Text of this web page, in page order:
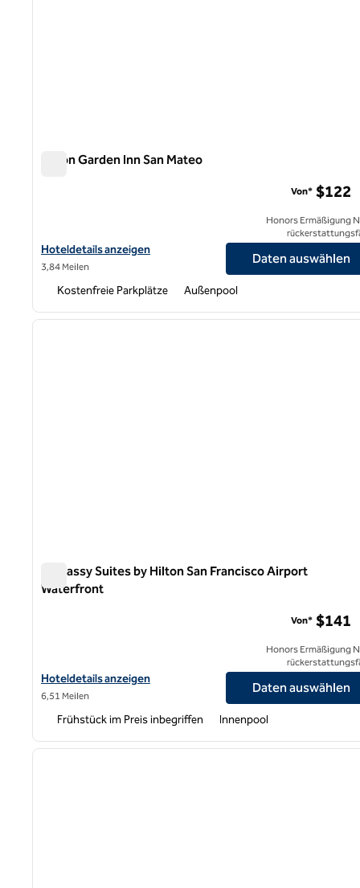
Hilton Garden Inn San Mateo
Hoteldetails für das Hilton Garden Inn San Mateo anzeigen
Hoteldetails anzeigen
3,84 Meilen
Von* $122
Honors Ermäßigung
Daten auswählen
Kostenfreie Parkplätze Außenpool
1 von 12
Embassy Suites by Hilton San Francisco Airport
Waterfront
Hoteldetails für Embassy Suites by Hilton San Francisco Airport
Hoteldetails anzeigen
6,51 Meilen
Von* $141
Honors Ermäßigung
Daten auswählen
Frühstück im Preis inbegriffen Innenpool
1 von 12